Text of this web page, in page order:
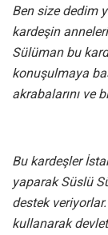
Ben size dedim
kardeşin
Sülüman bu
konuşulmaya
akrabalarını ve
Bu kardeşler
yaparak Süslü
destek
kullanarak